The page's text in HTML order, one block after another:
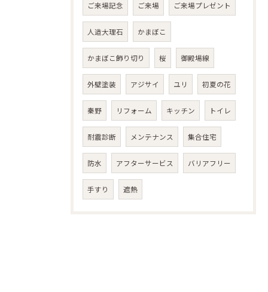
ご来場記念 ご来場 ご来場プレゼント
人造大理石 かまぼこ
かまぼこ飾り切り 桜 御殿場線
外壁塗装 アジサイ ユリ 初夏の花
秦野 リフォーム キッチン トイレ
耐震診断 メンテナンス 集合住宅
防水 アフターサービス バリアフリー
手すり 遮熱